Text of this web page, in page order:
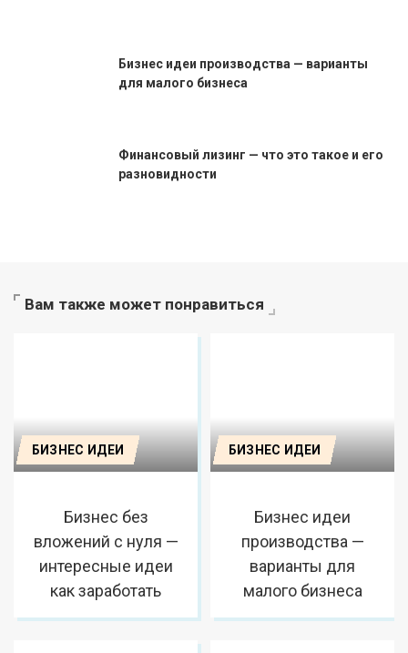
Бизнес идеи производства — варианты
для малого бизнеса
Финансовый лизинг — что это такое и его
разновидности
Вам также может понравиться
БИЗНЕС ИДЕИ
Бизнес без
вложений с нуля —
интересные идеи
как заработать
БИЗНЕС ИДЕИ
Бизнес идеи
производства —
варианты для
малого бизнеса